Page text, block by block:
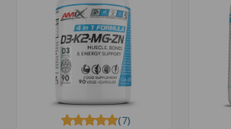
(7)